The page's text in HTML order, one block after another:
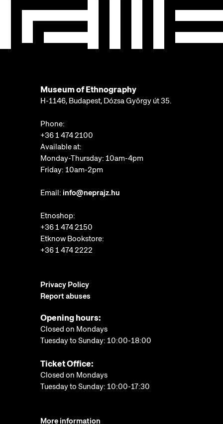
Museum of Ethnography
H-1146, Budapest, Dózsa György út 35.
Phone:
+36 1 474 2100
Available at:
Monday-Thursday: 10am-4pm
Friday: 10am-2pm
Email: info@neprajz.hu
Etnoshop:
+36 1 474 2150
Etknow Bookstore:
+36 1 474 2222
Privacy Policy
Report abuses
Opening hours:
Closed on Mondays
Tuesday to Sunday: 10:00-18:00
Ticket Office:
Closed on Mondays
Tuesday to Sunday: 10:00-17:30
More information